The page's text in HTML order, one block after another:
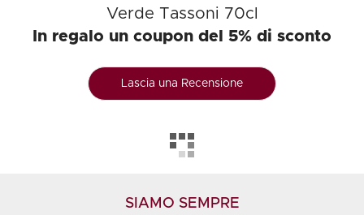
Verde Tassoni 70cl
In regalo un coupon del 5% di sconto
Lascia una Recensione
SIAMO SEMPRE